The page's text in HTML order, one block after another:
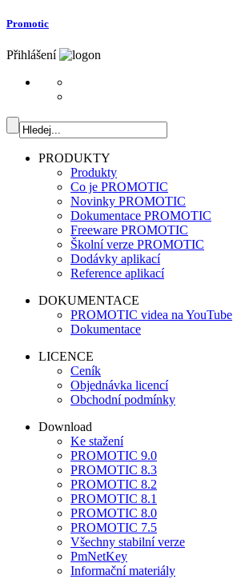
Promotic
Přihlášení
PRODUKTY
Produkty
Co je PROMOTIC
Novinky PROMOTIC
Dokumentace PROMOTIC
Freeware PROMOTIC
Školní verze PROMOTIC
Dodávky aplikací
Reference aplikací
DOKUMENTACE
PROMOTIC videa na YouTube
Dokumentace
LICENCE
Ceník
Objednávka licencí
Obchodní podmínky
Download
Ke stažení
PROMOTIC 9.0
PROMOTIC 8.3
PROMOTIC 8.2
PROMOTIC 8.1
PROMOTIC 8.0
PROMOTIC 7.5
Všechny stabilní verze
PmNetKey
Informační materiály